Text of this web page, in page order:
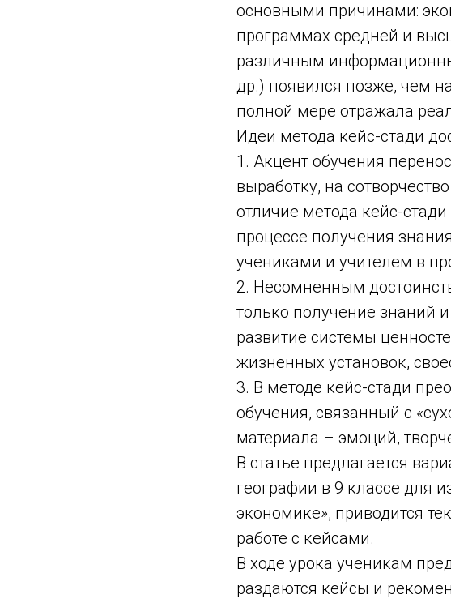
основными причинами:
программах средней и
различным
др.) появился позже, чем
полной мере отражала
Идеи метода кейс-стади
1. Акцент обучения
выработку, на
отличие метода кейс-
процессе получения
учениками и учителем в
2. Несомненным
только получение знаний
развитие системы
жизненных установок,
3. В методе кейс-стади
обучения, связанный с
материала – эмоций,
В статье предлагается
географии в 9 классе для
экономике», приводится
работе с кейсами.
В ходе урока ученикам
раздаются кейсы и